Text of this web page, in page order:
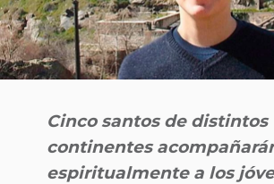
Cinco santos de distintos
continentes
espiritualmente a los